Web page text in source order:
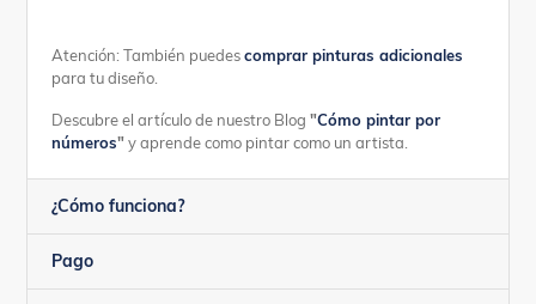
Atención: También puedescomprar pinturas adicionales
para tu diseño.
Descubre el artículo de nuestro Blog "Cómo pintar por
números"y aprende como pintar como un artista.
¿Cómo funciona?
Pago